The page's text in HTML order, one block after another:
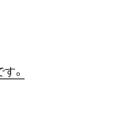
。